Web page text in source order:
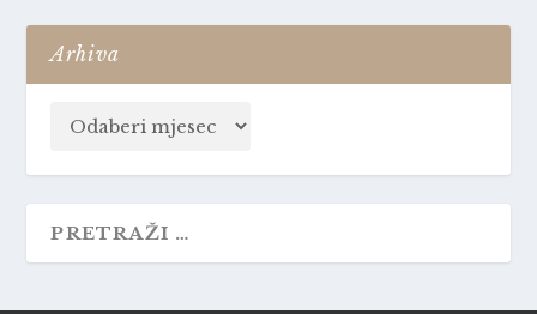
Arhiva